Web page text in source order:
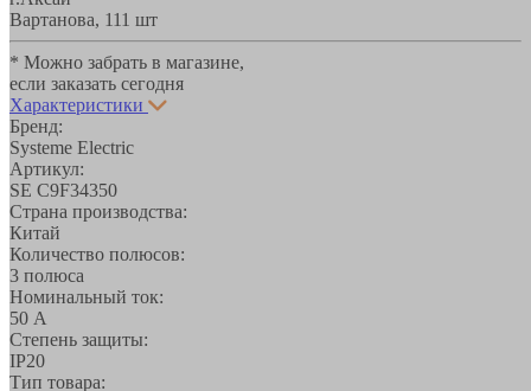
Вартанова, 111 шт
* Можно забрать в магазине,
если заказать сегодня
Характеристики
Бренд:
Systeme Electric
Артикул:
SE C9F34350
Страна производства:
Китай
Количество полюсов:
3 полюса
Номинальный ток:
50 А
Степень защиты:
IP20
Тип товара: